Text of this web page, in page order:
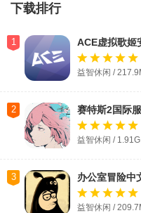
下载排行
1 ACE虚拟歌姬
益智休闲 /
2 赛特斯2国际
益智休闲 /
3 办公室冒险中
益智休闲 /